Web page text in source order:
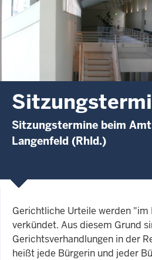
Sitzungstermine beim
Langenfeld (Rhld.)
Gerichtliche Urteile werden "im
verkündet. Aus diesem Grund
Gerichtsverhandlungen in der
heißt jede Bürgerin und jeder